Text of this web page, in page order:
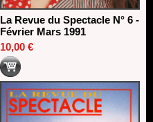
La Revue du Spectacle N° 6 -
Février Mars 1991
10,00 €